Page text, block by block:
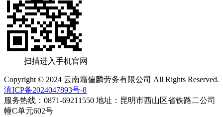
扫描进入手机官网
Copyright © 2024 云南霜偏麟劳务有限公司 All Rights Reserved.
滇ICP备2024047893号-8
服务热线：0871-69211550 地址：昆明市西山区省铁路二公司
幢C单元602号